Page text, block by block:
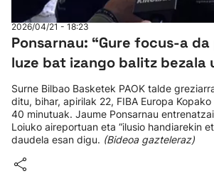
2026/04/21 - 18:23
Ponsarnau: “Gure focus-a
luze bat izango balitz bezala
Surne Bilbao Basketek PAOK talde
ditu, bihar, apirilak 22, FIBA Europa
40 minutuak. Jaume Ponsarnau
Loiuko aireportuan eta “ilusio handiarekin
daudela esan digu. (Bideoa gazteleraz)